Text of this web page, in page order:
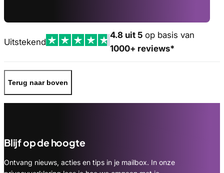
Uitstekend
4.8 uit 5 op basis van
1000+ reviews*
Terug naar boven
Blijf op de hoogte
Ontvang nieuws, acties en tips in je mailbox. In onze